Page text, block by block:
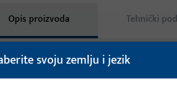
Opis proizvoda Tehnički
dostupnog sadržaja
svoju zemlju i jezik